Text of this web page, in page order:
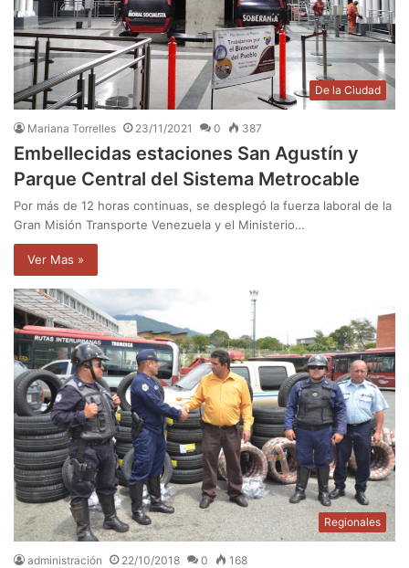
De la Ciudad
Mariana Torrelles 23/11/2021 0 387
Embellecidas estaciones San Agustín y
Parque Central del Sistema Metrocable
Por más de 12 horas continuas, se desplegó la fuerza laboral de la
Gran Misión Transporte Venezuela y el Ministerio…
Ver Mas »
Regionales
administración 22/10/2018 0 168